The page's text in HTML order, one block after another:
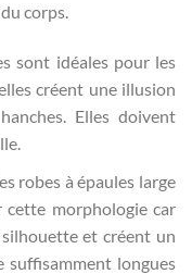
corps.
sont idéales pour les
créent une illusion
Elles doivent
robes à épaules large
cette morphologie car
et créent un
suffisamment longues